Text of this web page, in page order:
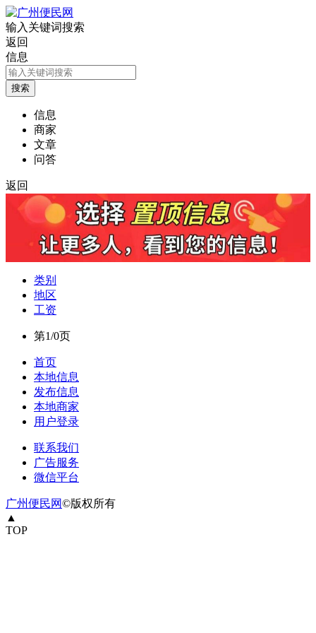
输入关键词搜索
返回
信息
信息
商家
文章
问答
返回
类别
地区
工资
第1/0页
首页
本地信息
发布信息
本地商家
用户登录
联系我们
广告服务
微信平台
广州便民网©版权所有
▲
TOP